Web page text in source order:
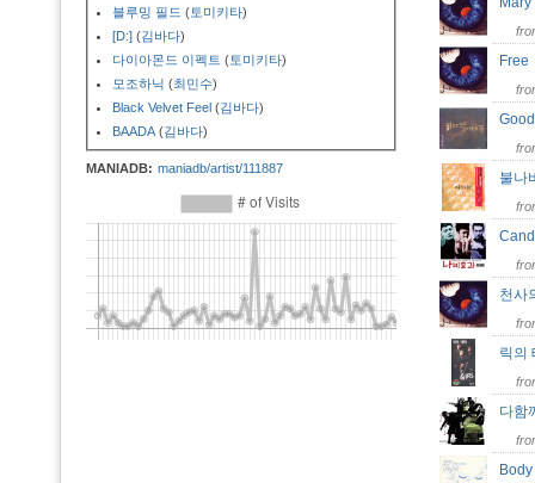
블루밍 필드 (토미키타)
[D:] (김바다)
다이아몬드 이펙트 (토미키타)
모조하닉 (최민수)
Black Velvet Feel (김바다)
BAADA (김바다)
MANIADB: maniadb/artist/111887
불
천
릭의
다함